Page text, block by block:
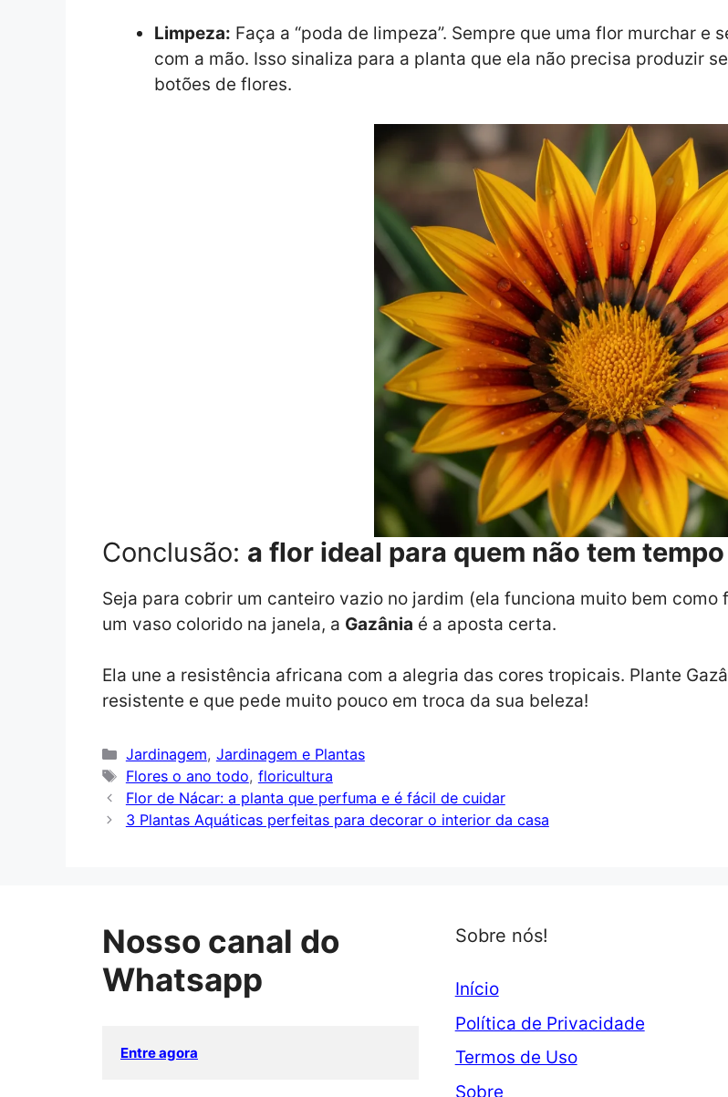
Limpeza: Faça a “poda de limpeza”. Sempre que uma flor murchar
com a mão. Isso sinaliza para a planta que ela não precisa produzir
botões de flores.
Conclusão: a flor ideal para quem não tem tempo
Seja para cobrir um canteiro vazio no jardim (ela funciona muito bem
um vaso colorido na janela, a Gazânia é a aposta certa.
Ela une a resistência africana com a alegria das cores tropicais. Plante
resistente e que pede muito pouco em troca da sua beleza!
Categorias
Jardinagem, Jardinagem e Plantas
Tags
Flores o ano todo, floricultura
Flor de Nácar: a planta que perfuma e é fácil de cuidar
3 Plantas Aquáticas perfeitas para decorar o interior da casa
Nosso canal do
Whatsapp
Entre agora
Sobre nós!
Início
Política de Privacidade
Termos de Uso
Sobre